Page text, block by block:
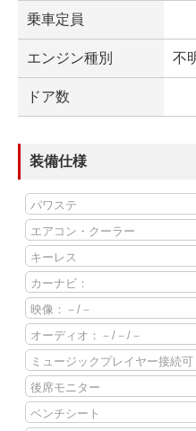
乗車定員
エンジン種別 不
ドア数
装備仕様
パワステ
エアコン・クーラー
キーレス
カーナビ：
映像：－/－
オーディオ：－/－/－
ミュージックプレイヤー接続可
後席モニター
ベンチシート